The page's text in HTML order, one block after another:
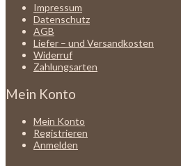
Impressum
Datenschutz
AGB
Liefer – und Versandkosten
Widerruf
Zahlungsarten
Mein Konto
Mein Konto
Registrieren
Anmelden